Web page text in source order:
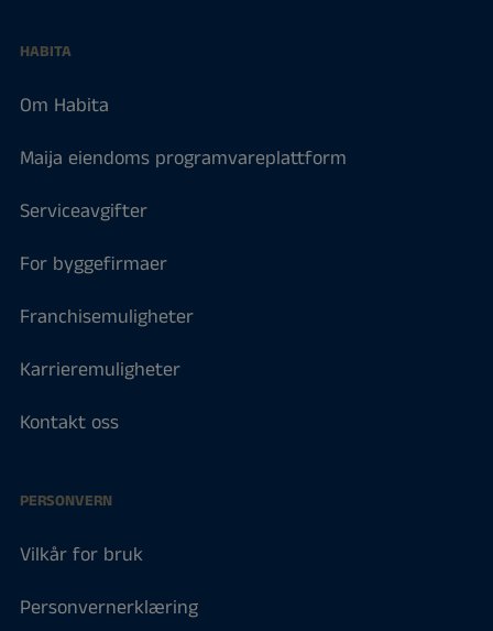
HABITA
Om Habita
Maija eiendoms programvareplattform
Serviceavgifter
For byggefirmaer
Franchisemuligheter
Karrieremuligheter
Kontakt oss
PERSONVERN
Vilkår for bruk
Personvernerklæring